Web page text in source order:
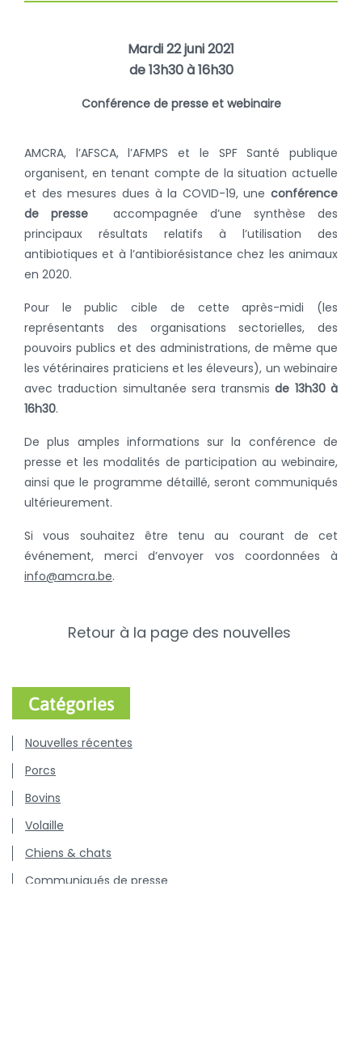
Mardi 22 juni 2021
de 13h30 à 16h30
Conférence de presse et webinaire
AMCRA, l’AFSCA, l’AFMPS et le SPF Santé publique
organisent, en tenant compte de la situation actuelle
et des mesures dues à la COVID-19, une conférence
de presse accompagnée d’une synthèse des
principaux résultats relatifs à l’utilisation des
antibiotiques et à l’antibiorésistance chez les animaux
en 2020.
Pour le public cible de cette après-midi (les
représentants des organisations sectorielles, des
pouvoirs publics et des administrations, de même que
les vétérinaires praticiens et les éleveurs), un webinaire
avec traduction simultanée sera transmisde 13h30 à
16h30.
De plus amples informations sur la conférence de
presse et les modalités de participation au webinaire,
ainsi que le programme détaillé, seront communiqués
ultérieurement.
Si vous souhaitez être tenu au courant de cet
événement, merci d’envoyer vos coordonnées à
info@amcra.be.
Retour à la page des nouvelles
Catégories
Nouvelles récentes
Porcs
Bovins
Volaille
Chiens & chats
Communiqués de presse